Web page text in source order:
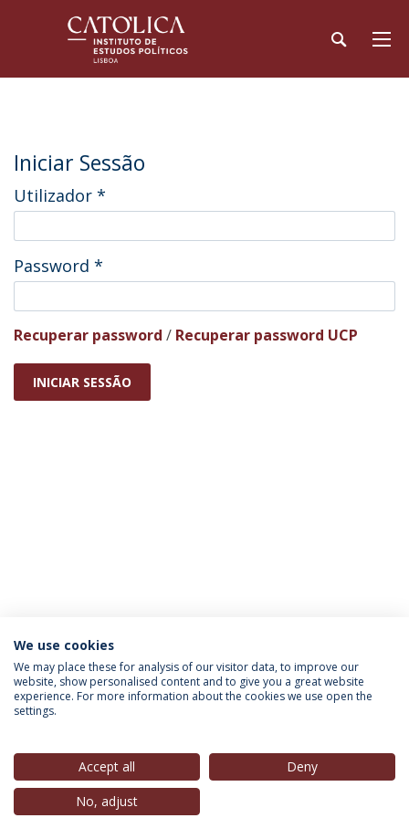
Iniciar Sessão
Utilizador *
Password *
Recuperar password / Recuperar password UCP
INICIAR SESSÃO
INFORMAÇÃO PARA
We use cookies
We may place these for analysis of our visitor data, to improve our
website, show personalised content and to give you a great website
experience. For more information about the cookies we use open the
settings.
Accept all
Deny
No, adjust